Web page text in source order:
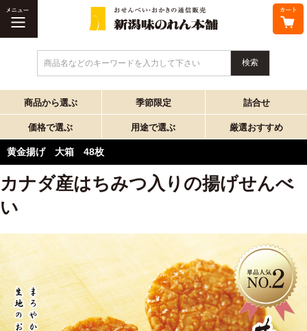
商品名などのキーワードを入力して下さい
商品から選ぶ 季節限定 詰合せ
価格で選ぶ 用途で選ぶ 厳選おすすめ
黄金揚げ 大箱 48枚
カナダ産はちみつ入りの揚げせんべ
い